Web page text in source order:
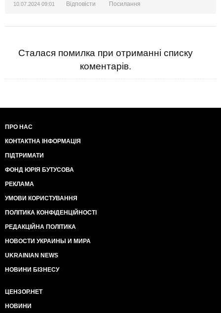
10.07.2024 09:01 Відповісти Посилання
Сталася помилка при отриманні списку
коментарів.
ПРО НАС
КОНТАКТНА ІНФОРМАЦІЯ
ПІДТРИМАТИ
ФОНД ЮРІЯ БУТУСОВА
РЕКЛАМА
УМОВИ КОРИСТУВАННЯ
ПОЛІТИКА КОНФІДЕНЦІЙНОСТІ
РЕДАКЦІЙНА ПОЛІТИКА
НОВОСТИ УКРАИНЫ И МИРА
UKRAINIAN NEWS
НОВИНИ БІЗНЕСУ
ЦЕНЗОР.НЕТ
НОВИНИ